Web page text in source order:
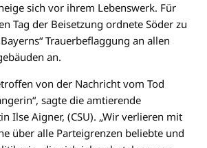
sich vor ihrem Lebenswerk. Für
Tag der Beisetzung ordnete Söder zu
Trauerbeflaggung an allen
an.
von der Nachricht vom Tod
sagte die amtierende
Ilse Aigner, (CSU). „Wir verlieren mit
über alle Parteigrenzen beliebte und